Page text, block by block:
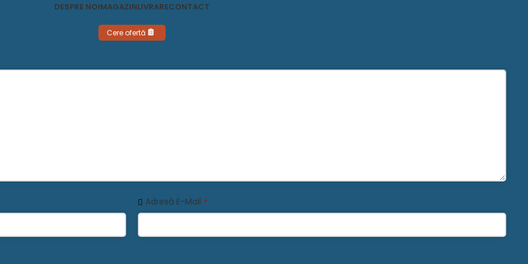
DESPRE NOIMAGAZINLIVRARECONTACT
Cere ofertă
Adresă E-Mail *